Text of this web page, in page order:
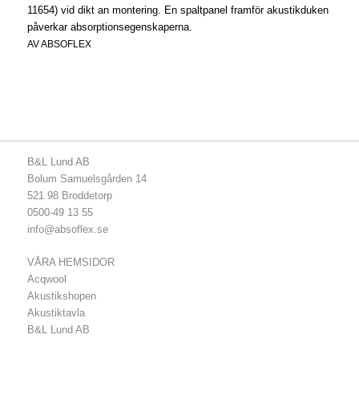
11654) vid dikt an montering. En spaltpanel framför akustikduken
påverkar absorptionsegenskaperna.
AVABSOFLEX
B&L Lund AB
Bolum Samuelsgården 14
521 98 Broddetorp
0500-49 13 55
info@absoflex.se
VÅRA HEMSIDOR
Acqwool
Akustikshopen
Akustiktavla
B&L Lund AB